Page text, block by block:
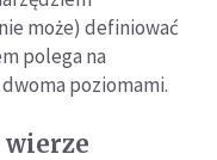
może) definiować
polega na
poziomami.
wierze